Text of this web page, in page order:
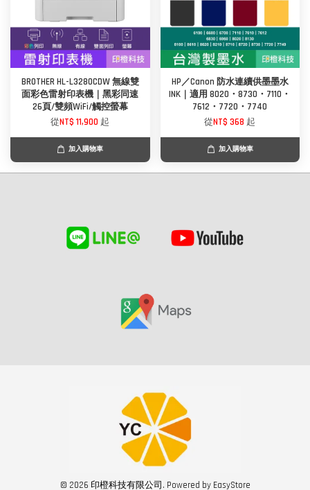
BROTHER HL-L3280CDW 無線雙
面彩色雷射印表機｜黑彩同速
26頁/雙頻WiFi/觸控螢幕
從NT$ 11,900 起
加入購物車
HP／Canon 防水連續供墨墨水
INK｜適用 8020・8730・7110・
7612・7720・7740
從NT$ 368 起
加入購物車
© 2026 印橙科技有限公司. Powered by EasyStore